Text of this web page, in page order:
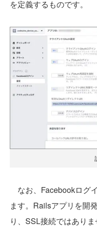
を定義するものです。
なお、Facebookログ
ます。Railsアプリを開
り、SSL接続ではあり